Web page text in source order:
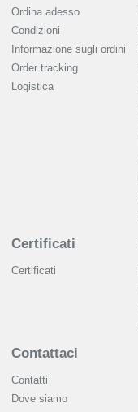
Ordina adesso
Condizioni
Informazione sugli ordini
Order tracking
Logistica
Certificati
Certificati
Contattaci
Contatti
Dove siamo